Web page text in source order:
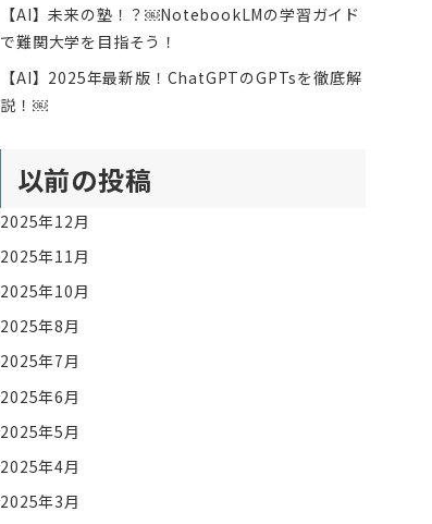
【AI】未来の塾！？￼NotebookLMの学習ガイド
で難関大学を目指そう！
【AI】2025年最新版！ChatGPTのGPTsを徹底解
説！￼
以前の投稿
2025年12月
2025年11月
2025年10月
2025年8月
2025年7月
2025年6月
2025年5月
2025年4月
2025年3月